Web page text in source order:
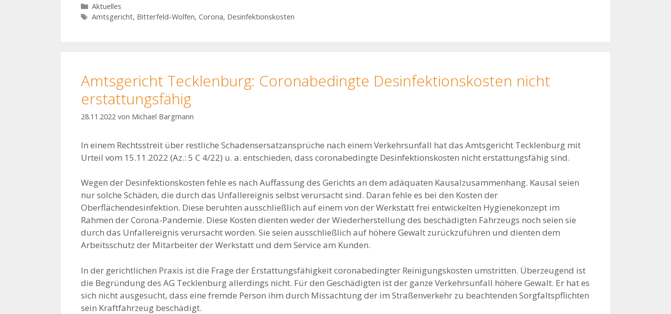
Kategorien
Aktuelles
Schlagwörter
Amtsgericht, Bitterfeld-Wolfen, Corona, Desinfektionskosten
Amtsgericht Tecklenburg: Coronabedingte Desinfektionskosten nicht
erstattungsfähig
28.11.2022 von Michael Bargmann
In einem Rechtsstreit über restliche Schadensersatzansprüche nach einem Verkehrsunfall hat das Amtsgericht Tecklenburg mit
Urteil vom 15.11.2022 (Az.: 5 C 4/22) u. a. entschieden, dass coronabedingte Desinfektionskosten nicht erstattungsfähig sind.
Wegen der Desinfektionskosten fehle es nach Auffassung des Gerichts an dem adäquaten Kausalzusammenhang. Kausal seien
nur solche Schäden, die durch das Unfallereignis selbst verursacht sind. Daran fehle es bei den Kosten der
Oberflächendesinfektion. Diese beruhten ausschließlich auf einem von der Werkstatt frei entwickelten Hygienekonzept im
Rahmen der Corona-Pandemie. Diese Kosten dienten weder der Wiederherstellung des beschädigten Fahrzeugs noch seien sie
durch das Unfallereignis verursacht worden. Sie seien ausschließlich auf höhere Gewalt zurückzuführen und dienten dem
Arbeitsschutz der Mitarbeiter der Werkstatt und dem Service am Kunden.
In der gerichtlichen Praxis ist die Frage der Erstattungsfähigkeit coronabedingter Reinigungskosten umstritten. Überzeugend ist
die Begründung des AG Tecklenburg allerdings nicht. Für den Geschädigten ist der ganze Verkehrsunfall höhere Gewalt. Er hat es
sich nicht ausgesucht, dass eine fremde Person ihm durch Missachtung der im Straßenverkehr zu beachtenden Sorgfaltspflichten
sein Kraftfahrzeug beschädigt.